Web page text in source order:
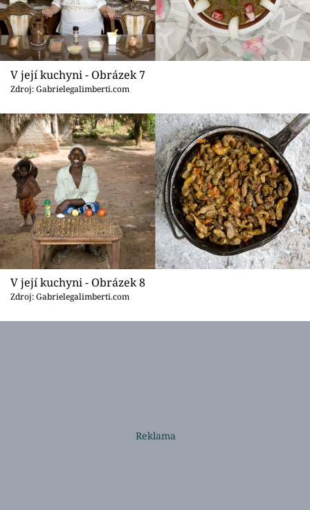
V její kuchyni - Obrázek 7
Zdroj: Gabrielegalimberti.com
V její kuchyni - Obrázek 8
Zdroj: Gabrielegalimberti.com